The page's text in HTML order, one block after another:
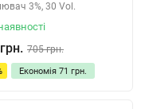
3%, 30 Vol.
705 грн.
Економія 71 грн.